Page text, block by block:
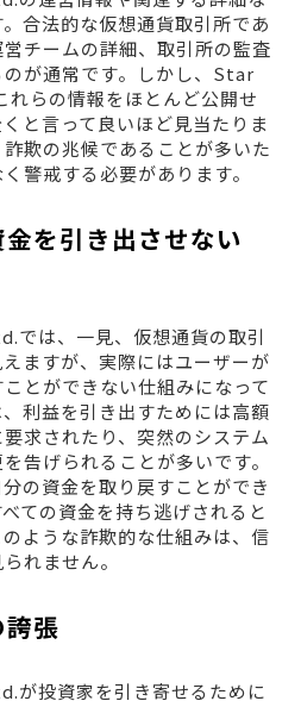
合法的な仮想通貨取引所であ
チームの詳細、取引所の監査
が通常です。しかし、Star
らの情報をほとんど公開せ
と言って良いほど見当たりま
欺の兆候であることが多いた
警戒する必要があります。
を引き出させない
は、一見、仮想通貨の取引
ますが、実際にはユーザーが
とができない仕組みになって
利益を引き出すためには高額
求されたり、突然のシステム
告げられることが多いです。
の資金を取り戻すことができ
ての資金を持ち逃げされると
ような詐欺的な仕組みは、信
れません。
張
投資家を引き寄せるために